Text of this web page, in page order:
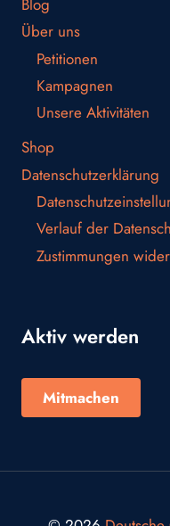
Blog
Über uns
Petitionen
Kampagnen
Unsere Aktivitäten
Shop
Datenschutzerklärung
Verlauf der
Zustimmungen
Aktiv werden
Mitmachen